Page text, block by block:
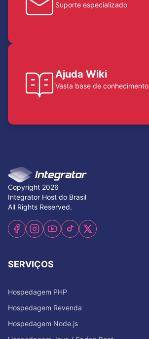
Suporte especializado
Ajuda Wiki
Vasta base de conhecimento
Copyright 2026
Integrator Host do Brasil
All Rights Reserved.
SERVIÇOS
Hospedagem PHP
Hospedagem Revenda
Hospedagem Node.js